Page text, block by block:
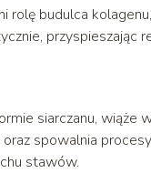
rolę budulca
przyspieszając
siarczanu,
spowalnia
stawów.